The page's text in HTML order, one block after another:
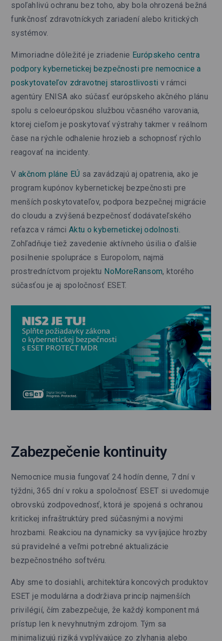
spoľahlivú ochranu bez toho, aby bola ohrozená bežná
funkčnosť zdravotníckych zariadení alebo kritických
systémov.
Mimoriadne dôležité je zriadenie Európskeho centra
podpory kybernetickej bezpečnosti pre nemocnice a
poskytovateľov zdravotnej starostlivosti v rámci
agentúry ENISA ako súčasť európskeho akčného plánu
spolu s celoeurópskou službou včasného varovania,
ktorej cieľom je poskytovať výstrahy takmer v reálnom
čase na rýchle odhalenie hrozieb a schopnosť rýchlo
reagovať na incidenty.
Vakčnom pláne EÚ sa zavádzajú aj opatrenia, ako je
program kupónov kybernetickej bezpečnosti pre
menších poskytovateľov, podpora bezpečnej migrácie
do cloudu a zvýšená bezpečnosť dodávateľského
reťazca v rámciAktu o kybernetickej odolnosti.
Zohľadňuje tiež zavedenie aktívneho úsilia o ďalšie
posilnenie spolupráce s Europolom, najmä
prostredníctvom projektu NoMoreRansom, ktorého
súčasťou je aj spoločnosť ESET.
Zabezpečenie kontinuity
Nemocnice musia fungovať 24 hodín denne, 7 dní v
týždni, 365 dní v roku a spoločnosť ESET si uvedomuje
obrovskú zodpovednosť, ktorá je spojená s ochranou
kritickej infraštruktúry pred súčasnými a novými
hrozbami. Reakciou na dynamicky sa vyvíjajúce hrozby
sú pravidelné a veľmi potrebné aktualizácie
bezpečnostného softvéru.
Aby sme to dosiahli, architektúra koncových produktov
ESET je modulárna a dodržiava princíp najmenších
privilégií, čím zabezpečuje, že každý komponent má
prístup len k nevyhnutným zdrojom. Tým sa
minimalizujú riziká vyplývajúce zo zlyhania alebo